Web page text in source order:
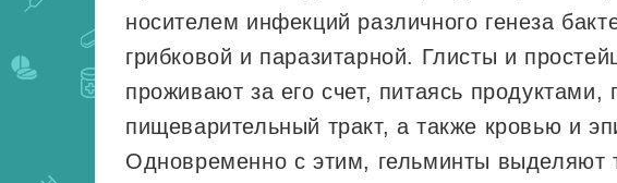
носителем инфекций различного генеза
грибковой и паразитарной. Глисты и
проживают за его счет, питаясь
пищеварительный тракт, а также кровью и
Одновременно с этим, гельминты выделяют